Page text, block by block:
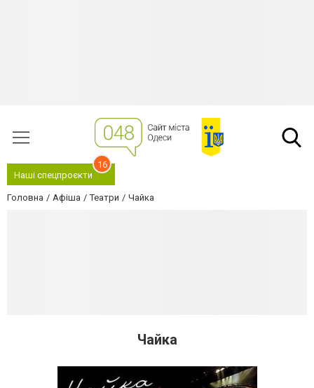
Наші спецпроєкти
16
Головна Афіша Театри Чайка
Чайка